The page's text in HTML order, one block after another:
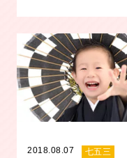
2018.08.07 七五三